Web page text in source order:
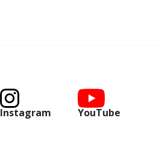
Instagram YouTube